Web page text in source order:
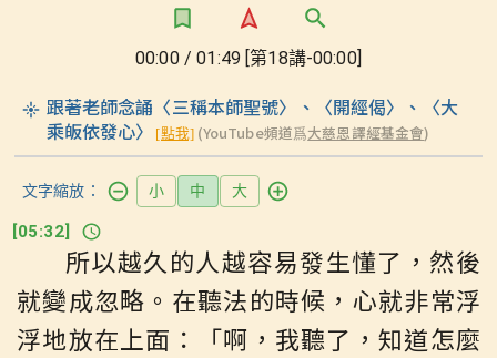
00:00 / 01:49 [第18講-00:00]
跟著老師念誦〈三稱本師聖號〉、〈開經偈〉、〈大
乘皈依發心〉
[點我] (YouTube頻道爲大慈恩譯經基金會)
文字縮放： 小 中 大
[05:32]
所以越久的人越容易發生懂了，然後
就變成忽略。在聽法的時候，心就非常浮
浮地放在上面：「啊，我聽了，知道怎麼